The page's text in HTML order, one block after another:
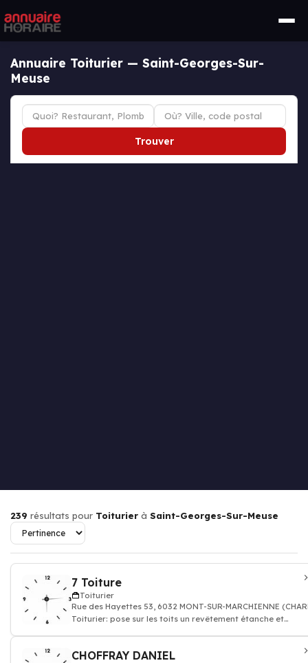
Annuaire Toiturier — Saint-Georges-Sur-
Meuse
Trouver
239 résultats pour Toiturier à Saint-Georges-Sur-Meuse
7 Toiture
Toiturier
Rue des Hayettes 53, 6032 MONT-SUR-MARCHIENNE
Toiturier: pose sur les toits un revêtement étanche et
CHOFFRAY DANIEL